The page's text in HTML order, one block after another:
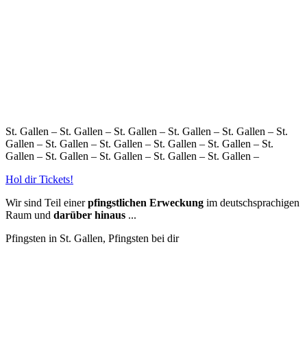
St. Gallen – St. Gallen – St. Gallen – St. Gallen – St. Gallen – St.
Gallen – St. Gallen – St. Gallen – St. Gallen – St. Gallen – St.
Gallen – St. Gallen – St. Gallen – St. Gallen – St. Gallen –
Hol dir Tickets!
Wir sind Teil einerpfingstlichen Erweckung im deutschsprachigen
Raum und darüber hinaus ...
Pfingsten in St. Gallen, Pfingsten bei dir